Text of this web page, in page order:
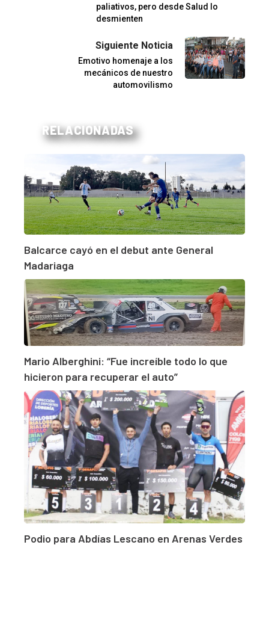
paliativos, pero desde Salud lo
desmienten
Siguiente Noticia
Emotivo homenaje a los
mecánicos de nuestro
automovilismo
RELACIONADAS
Balcarce cayó en el debut ante General
Madariaga
Mario Alberghini: “Fue increíble todo lo que
hicieron para recuperar el auto”
Podio para Abdías Lescano en Arenas Verdes